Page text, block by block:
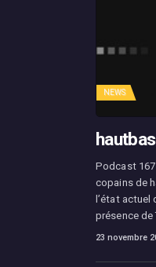
NEWS
Podcast 167
copains de
l’état
présence de
23 novembre